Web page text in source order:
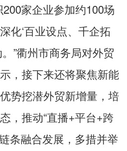
家企业参加约100场
化‘百业设点、千企拓
”衢州市商务局对外贸
，接下来还将聚焦新能
势挖潜外贸新增量，培
，推动“直播+平台+跨
条融合发展，多措并举